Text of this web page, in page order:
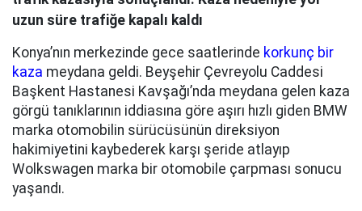
uzun süre trafiğe kapalı kaldı
Konya’nın merkezinde gece saatlerinde korkunç bir
kaza meydana geldi. Beyşehir Çevreyolu Caddesi
Başkent Hastanesi Kavşağı’nda meydana gelen kaza
görgü tanıklarının iddiasına göre aşırı hızlı giden BMW
marka otomobilin sürücüsünün direksiyon
hakimiyetini kaybederek karşı şeride atlayıp
Wolkswagen marka bir otomobile çarpması sonucu
yaşandı.